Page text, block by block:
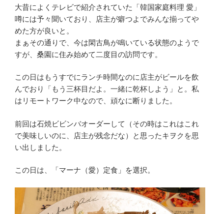
大昔によくテレビで紹介されていた「韓国家庭料理 愛」
噂には予々聞いており、店主が癖つよでみんな揃ってや
めた方が良いと。
まぁその通りで、今は閑古鳥が鳴いている状態のようで
すが、桑園に住み始めて二度目の訪問です。
この日はもうすでにランチ時間なのに店主がビールを飲
んでおり「もう三杯目だよ。一緒に乾杯しよう」と。私
はリモートワーク中なので、頑なに断りました。
前回は石焼ビビンバオーダーして（その時はこれはこれ
で美味しいのに、店主が残念だな）と思ったキヲクを思
い出しました。
この日は、「マーナ（愛）定食」を選択。